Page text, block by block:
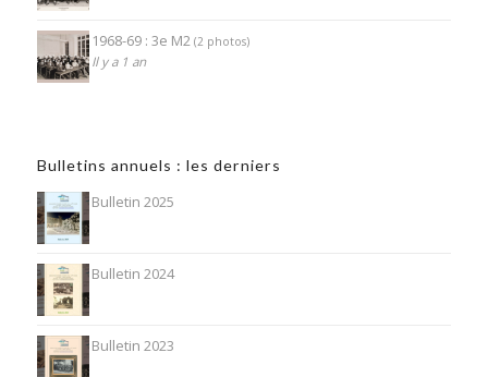
1968-69 : 3e M2 (2 photos)
Il y a 1 an
Bulletins annuels : les derniers
Bulletin 2025
Bulletin 2024
Bulletin 2023